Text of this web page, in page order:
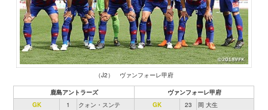
（J2） ヴァンフォーレ甲府
鹿島アントラーズ
ヴァンフォーレ甲府
GK
1 クォン・スンテ GK 23
岡 大生